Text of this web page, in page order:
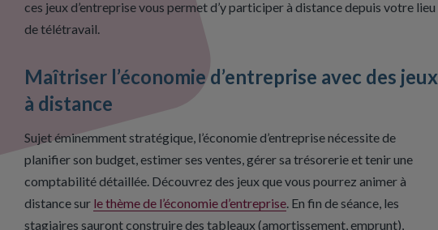
ces jeux d’entreprise vous permet d’y participer à distance depuis votre lieu
de télétravail.
Maîtriser l’économie d’entreprise avec des jeux
à distance
Sujet éminemment stratégique, l’économie d’entreprise nécessite de
planifier son budget, estimer ses ventes, gérer sa trésorerie et tenir une
comptabilité détaillée. Découvrez des jeux que vous pourrez animer à
distance sur le thème de l’économie d’entreprise . En fin de séance, les
stagiaires sauront construire des tableaux (amortissement, emprunt),